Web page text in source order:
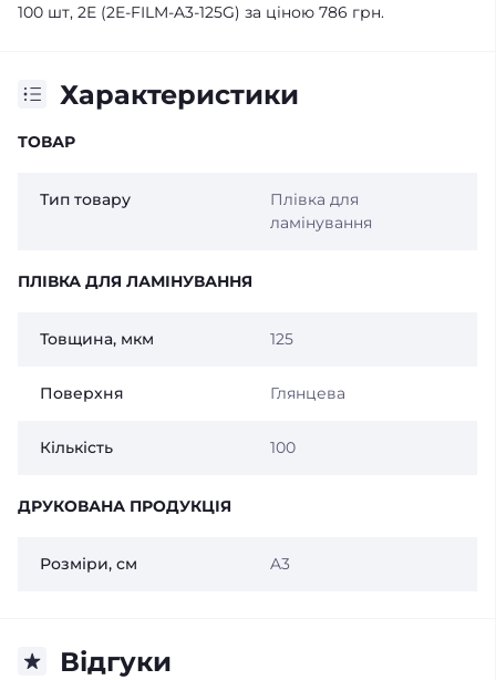
100 шт, 2E (2E-FILM-A3-125G) за ціною 786 грн.
Характеристики
ТОВАР
Тип товару
Плівка для
ламінування
ПЛІВКА ДЛЯ ЛАМІНУВАННЯ
Товщина, мкм 125
Поверхня Глянцева
Кількість 100
ДРУКОВАНА ПРОДУКЦІЯ
Розміри, см A3
Відгуки